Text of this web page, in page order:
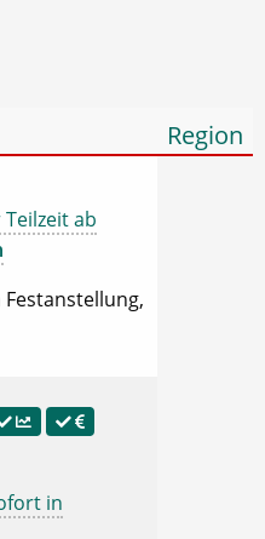
Region
ab
in